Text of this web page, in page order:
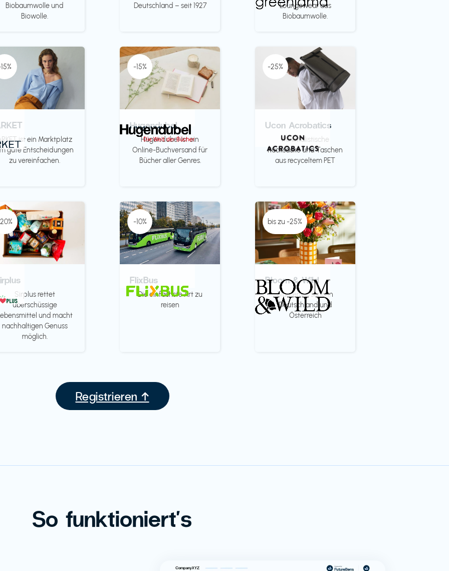
Biobaumwolle und
Biowolle.
Deutschland – seit 1927
Loungewear aus
Biobaumwolle.
ist ein Marktplatz
gute Entscheidungen
zu vereinfachen.
-15%
Hugendubel
Hugendubel ist ein
Online-Buchversand für
Bücher aller Genres.
-25%
Ucon Acrobatics
Minimalistische
Rücksäcke und Taschen
aus recyceltem PET
Sirplus rettet
überschüssige
und macht
nachhaltigen Genuss
möglich.
-10%
FlixBus
Die einfachste Art zu
reisen
bis zu -25%
Bloom & Wild
Blumenversand in
Deutschland und
Österreich
Registrieren ↑
So funktioniert's